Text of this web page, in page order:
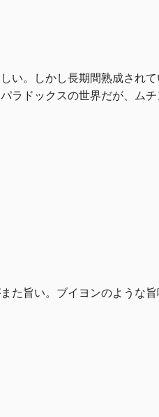
い。しかし長期間熟成され
ラドックスの世界だが、ム
た旨い。ブイヨンのような